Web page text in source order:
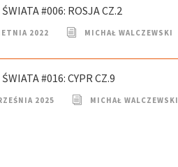
#006: ROSJA CZ.2
2022 MICHAŁ WALCZEWSKI
#016: CYPR CZ.9
2025 MICHAŁ WALCZEWSKI